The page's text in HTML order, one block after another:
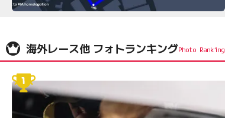
海外レース他 フォトランキング